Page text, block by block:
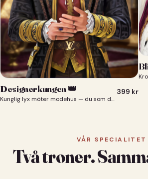
Designerkungen 👑
Kunglig lyx möter modehus — du som designerkung 👑
399 kr
VÅR SPECIALITET
Två troner.